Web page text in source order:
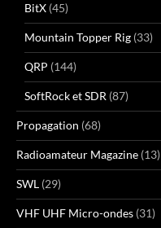
BitX (45)
Mountain Topper Rig (33)
QRP (144)
SoftRock et SDR (87)
Propagation (68)
Radioamateur Magazine (13)
SWL (29)
VHF UHF Micro-ondes (31)